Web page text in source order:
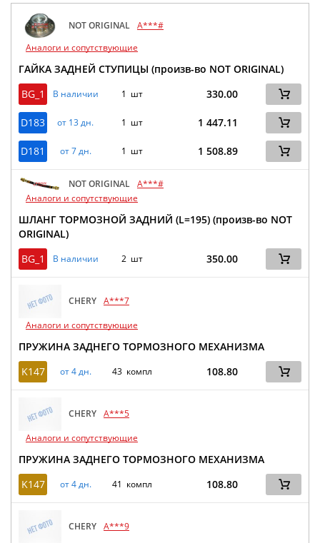
NOT ORIGINAL A***#
Аналоги и сопутствующие
ГАЙКА ЗАДНЕЙ СТУПИЦЫ (произв-во NOT ORIGINAL)
BG_1
В наличии 1 шт 330.00
D183 от 13 дн. 1 шт 1 447.11
D181 от 7 дн. 1 шт 1 508.89
NOT ORIGINAL A***#
Аналоги и сопутствующие
ШЛАНГ ТОРМОЗНОЙ ЗАДНИЙ (L=195) (произв-во NOT
ORIGINAL)
BG_1
В наличии 2 шт 350.00
CHERY A***7
Аналоги и сопутствующие
ПРУЖИНА ЗАДНЕГО ТОРМОЗНОГО МЕХАНИЗМА
K147
от 4 дн. 43 компл 108.80
CHERY A***5
Аналоги и сопутствующие
ПРУЖИНА ЗАДНЕГО ТОРМОЗНОГО МЕХАНИЗМА
K147
от 4 дн. 41 компл 108.80
CHERY A***9